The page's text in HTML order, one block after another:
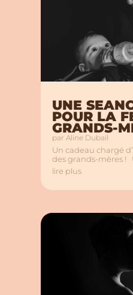
UNE
POUR LA
GRANDS-
parAline Dubail
Un cadeau chargé
des grands-mères !
lire plus